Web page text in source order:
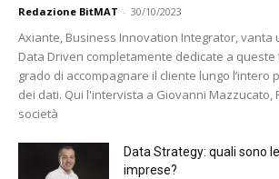
Redazione BitMAT - 30/10/2023
Axiante, Business Innovation Integrator, vanta
Data Driven completamente dedicate a queste
grado di accompagnare il cliente lungo l’intero
dei dati. Qui l'intervista a Giovanni Mazzucato,
società
Data Strategy: quali sono
imprese?